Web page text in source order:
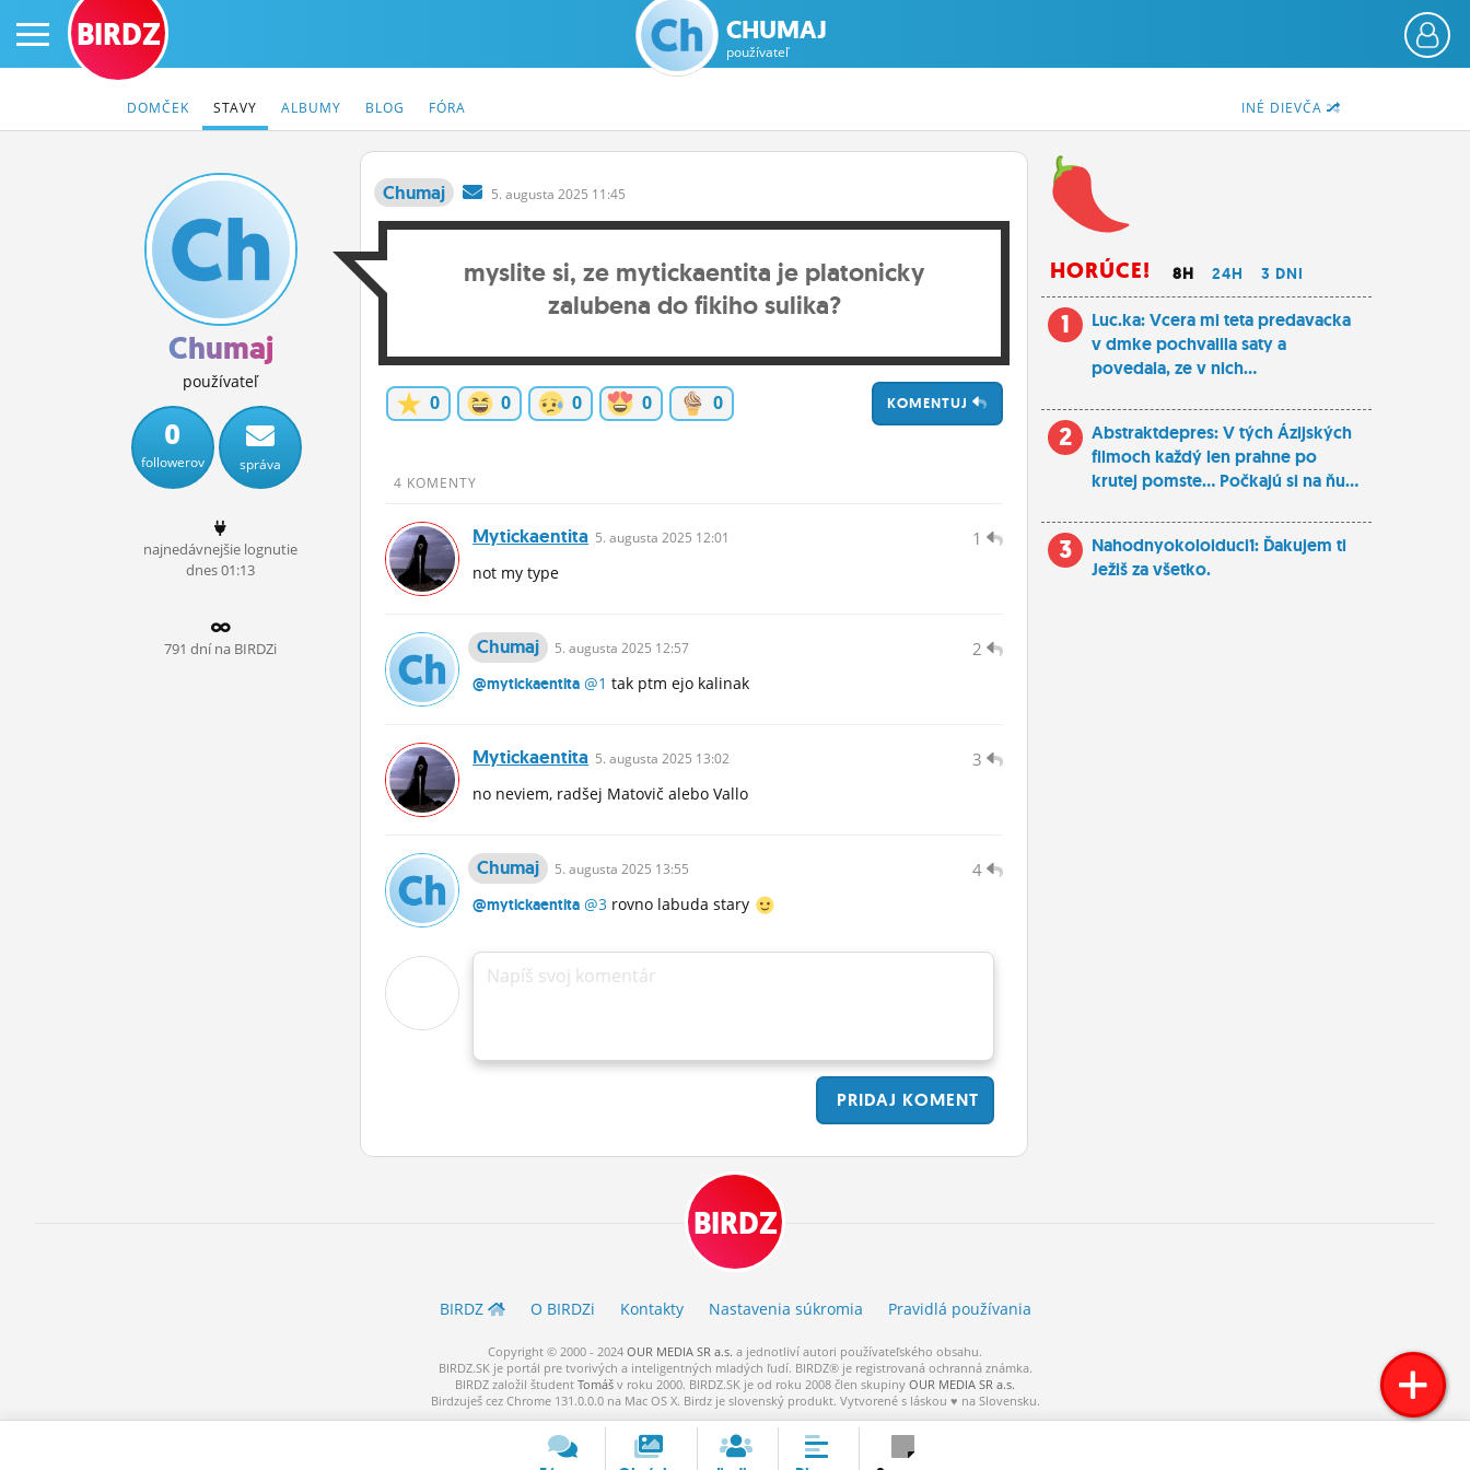
PRIHLÁS SA
ČINŽIAK
FÓRUM
BLOGY
OBRÁZKY
MÔJ PROFIL
ROLETA
BIRDZ CHUMAJ
používateľ
INÉ DIEVČA
DOMČEK STAVY ALBUMY BLOG FÓRA
Chumaj
používateľ
0
followerov správa
najnedávnejšie lognutie
dnes 01:13
791 dní na BIRDZi
Chumaj 5.augusta 2025 11:45
myslite si, ze mytickaentita je platonicky
zalubena do fikiho sulika?
0 0 0 0 0 KOMENTUJ
4 KOMENTY
1
Mytickaentita 5.augusta 2025 12:01
not my type
2
Chumaj 5.augusta 2025 12:57
@mytickaentita @1 tak ptm ejo kalinak
3
Mytickaentita 5.augusta 2025 13:02
no neviem, radšej Matovič alebo Vallo
4
Chumaj 5.augusta 2025 13:55
@mytickaentita @3 rovno labuda stary
Napíš svoj komentár
PRIDAJ KOMENT
HORÚCE! 8H 24H 3 DNI
1
Luc.ka: Vcera mi teta predavacka
v dmke pochvalila saty a
povedala, ze v nich...
2
Abstraktdepres: V tých Ázijských
filmoch každý len prahne po
krutej pomste... Počkajú si na ňu...
3
Nahodnyokoloiduci1: Ďakujem ti
Ježiš za všetko.
BIRDZ
BIRDZ O BIRDZi Kontakty Nastavenia súkromia Pravidlá používania
Copyright © 2000 - 2024 OUR MEDIA SR a.s. a jednotliví autori používateľského obsahu.
BIRDZ.SK je portál pre tvorivých a inteligentných mladých ľudí. BIRDZ® je registrovaná ochranná známka.
BIRDZ založil študent Tomáš v roku 2000. BIRDZ.SK je od roku 2008 člen skupiny OUR MEDIA SR a.s.
Birdzuješ cez Chrome 131.0.0.0 na Mac OS X. Birdz je slovenský produkt. Vytvorené s láskou ♥ na Slovensku.